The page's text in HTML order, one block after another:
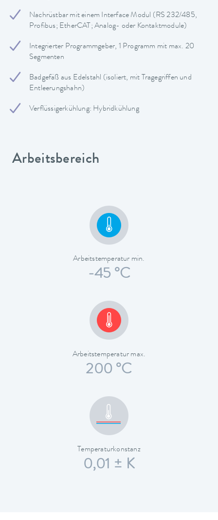
Nachrüstbar mit einem Interface Modul (RS 232/485,
Profibus; EtherCAT; Analog- oder Kontaktmodule)
Integrierter Programmgeber, 1 Programm mit max. 20
Segmenten
Badgefäß aus Edelstahl (isoliert, mit Tragegriffen und
Entleerungshahn)
Verflüssigerkühlung: Hybridkühlung
Arbeitsbereich
Arbeitstemperatur min.
-45 °C
Arbeitstemperatur max.
200 °C
Temperaturkonstanz
0,01 ± K